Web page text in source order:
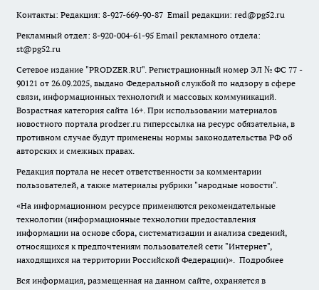
Контакты: Редакция: 8-927-669-90-87 Email редакции: red@pg52.ru
Рекламный отдел: 8-920-004-61-95 Email рекламного отдела:
st@pg52.ru
Сетевое издание "PRODZER.RU". Регистрационный номер ЭЛ № ФС 77 -
90121 от 26.09.2025, выдано Федеральной службой по надзору в сфере
связи, информационных технологий и массовых коммуникаций.
Возрастная категория сайта 16+. При использовании материалов
новостного портала prodzer.ru гиперссылка на ресурс обязательна, в
противном случае будут применены нормы законодательства РФ об
авторских и смежных правах.
Редакция портала не несет ответственности за комментарии
пользователей, а также материалы рубрики "народные новости".
«На информационном ресурсе применяются рекомендательные
технологии (информационные технологии предоставления
информации на основе сбора, систематизации и анализа сведений,
относящихся к предпочтениям пользователей сети "Интернет",
находящихся на территории Российской Федерации)». Подробнее
Вся информация, размещенная на данном сайте, охраняется в